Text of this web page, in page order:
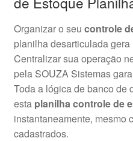
Organizar o seu controle
planilha desarticulada
Centralizar sua operação
pela SOUZA Sistemas
Toda a lógica de banco de
esta planilha controle de
instantaneamente, mesmo
cadastrados.